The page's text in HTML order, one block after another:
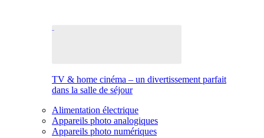
TV & home cinéma – un divertissement parfait
dans la salle de séjour
Alimentation électrique
Appareils photo analogiques
Appareils photo numériques